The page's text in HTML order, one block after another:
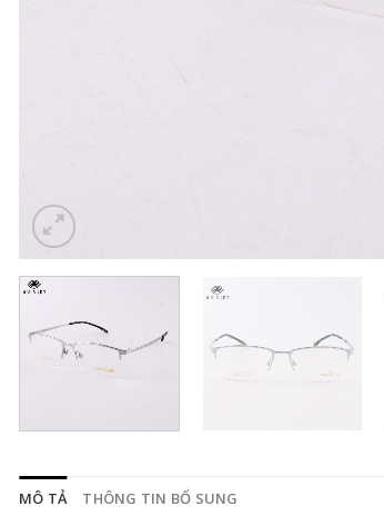
MÔ TẢ THÔNG TIN BỔ SUNG